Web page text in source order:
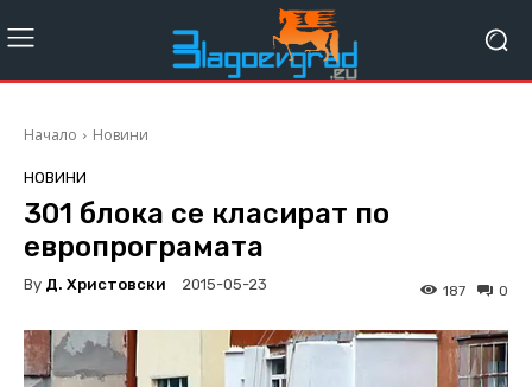
Начало Новини
НОВИНИ
301 блока се класират по
европрограмата
By Д. Христовски 2015-05-23 0
187